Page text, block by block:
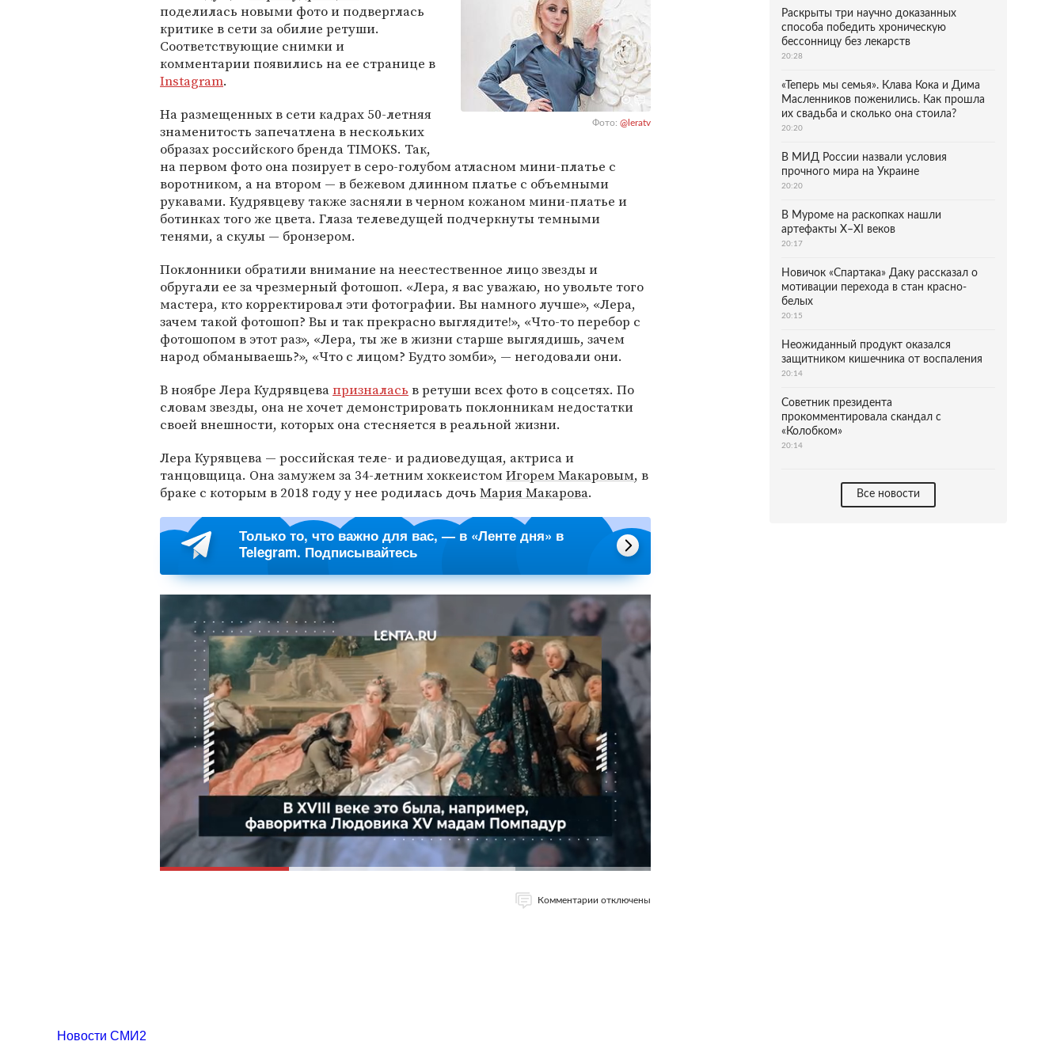
Фото: @leratv
поделилась новыми фото и подверглась
критике в сети за обилие ретуши.
Соответствующие снимки и
комментарии появились на ее странице в
Instagram.
На размещенных в сети кадрах 50-летняя
знаменитость запечатлена в нескольких
образах российского бренда TIMOKS. Так,
на первом фото она позирует в серо-голубом атласном мини-платье с
воротником, а на втором — в бежевом длинном платье с объемными
рукавами. Кудрявцеву также засняли в черном кожаном мини-платье и
ботинках того же цвета. Глаза телеведущей подчеркнуты темными
тенями, а скулы — бронзером.
Поклонники обратили внимание на неестественное лицо звезды и
обругали ее за чрезмерный фотошоп. «Лера, я вас уважаю, но увольте того
мастера, кто корректировал эти фотографии. Вы намного лучше», «Лера,
зачем такой фотошоп? Вы и так прекрасно выглядите!», «Что-то перебор с
фотошопом в этот раз», «Лера, ты же в жизни старше выглядишь, зачем
народ обманываешь?», «Что с лицом? Будто зомби», — негодовали они.
В ноябре Лера Кудрявцевапризналась в ретуши всех фото в соцсетях. По
словам звезды, она не хочет демонстрировать поклонникам недостатки
своей внешности, которых она стесняется в реальной жизни.
Лера Курявцева — российская теле- и радиоведущая, актриса и
танцовщица. Она замужем за 34-летним хоккеистомИгорем Макаровым, в
браке с которым в 2018 году у нее родилась дочь Мария Макарова.
Только то, что важно для вас, — в «Ленте дня» в
Telegram. Подписывайтесь
Комментарии отключены
Раскрыты три научно доказанных
способа победить хроническую
бессонницу без лекарств
20:28
«Теперь мы семья». Клава Кока и Дима
Масленников поженились. Как прошла
их свадьба и сколько она стоила?
20:20
В МИД России назвали условия
прочного мира на Украине
20:20
В Муроме на раскопках нашли
артефакты X–XI веков
20:17
Новичок «Спартака» Даку рассказал о
мотивации перехода в стан красно-
белых
20:15
Неожиданный продукт оказался
защитником кишечника от воспаления
20:14
Советник президента
прокомментировала скандал с
«Колобком»
20:14
Все новости
Новости СМИ2